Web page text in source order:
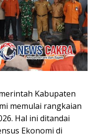
Kabupaten
memulai rangkaian
Hal ini ditandai
Ekonomi di